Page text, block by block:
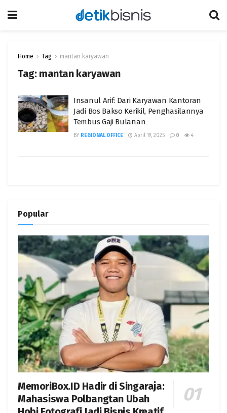
Home Tag mantan karyawan
Tag: mantan karyawan
Insanul Arif: Dari Karyawan Kantoran
Jadi Bos Bakso Kerikil, Penghasilannya
Tembus Gaji Bulanan
BY REGIONAL OFFICE April 19, 2025 0 4
Popular
MemoriBox.ID Hadir di Singaraja:
Mahasiswa Polbangtan Ubah